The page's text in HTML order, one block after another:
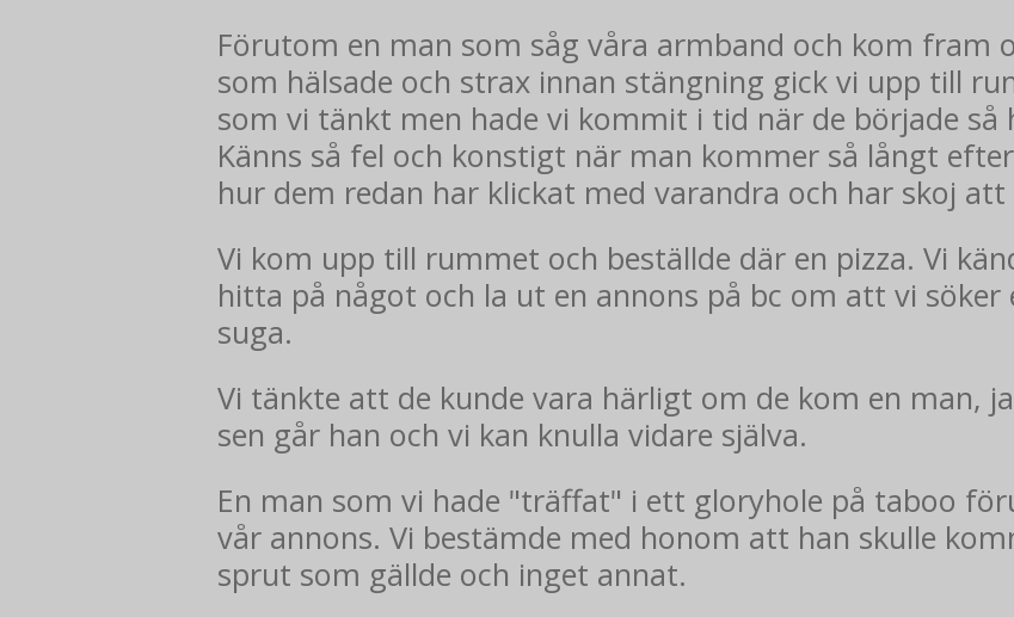
Förutom en man som såg våra armband och kom fram
som hälsade och strax innan stängning gick vi upp till
som vi tänkt men hade vi kommit i tid när de började så
Känns så fel och konstigt när man kommer så långt
hur dem redan har klickat med varandra och har skoj
Vi kom upp till rummet och beställde där en pizza. Vi
hitta på något och la ut en annons på bc om att vi söker
suga.
Vi tänkte att de kunde vara härligt om de kom en man,
sen går han och vi kan knulla vidare själva.
En man som vi hade "träffat" i ett gloryhole på taboo
vår annons. Vi bestämde med honom att han skulle
sprut som gällde och inget annat.